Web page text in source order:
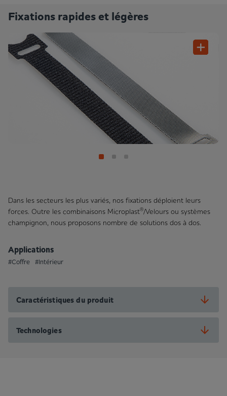
Fixations rapides et légères
Dans les secteurs les plus variés, nos fixations déploient leurs
forces. Outre les combinaisons Microplast®/Velours ou systèmes
champignon, nous proposons nombre de solutions dos à dos.
Applications
#Coffre #Intérieur
Caractéristiques du produit
Technologies